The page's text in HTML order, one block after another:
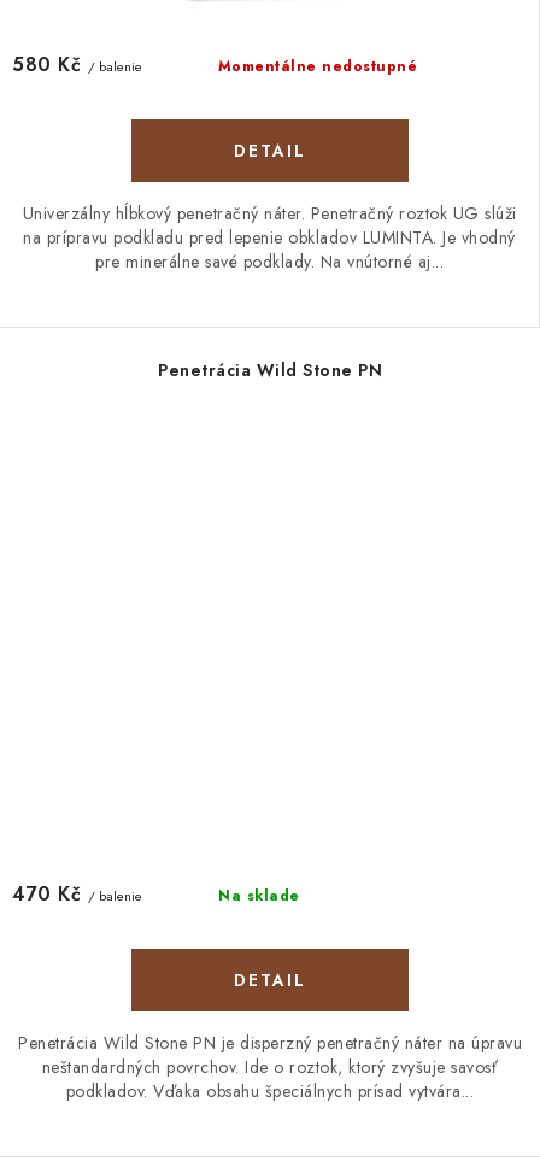
Momentálne nedostupné
580 Kč / balenie
DETAIL
Univerzálny hĺbkový penetračný náter. Penetračný roztok UG slúži
na prípravu podkladu pred lepenie obkladov LUMINTA. Je vhodný
pre minerálne savé podklady. Na vnútorné aj...
Penetrácia Wild Stone PN
Na sklade
470 Kč / balenie
DETAIL
Penetrácia Wild Stone PN je disperzný penetračný náter na úpravu
neštandardných povrchov. Ide o roztok, ktorý zvyšuje savosť
podkladov. Vďaka obsahu špeciálnych prísad vytvára...